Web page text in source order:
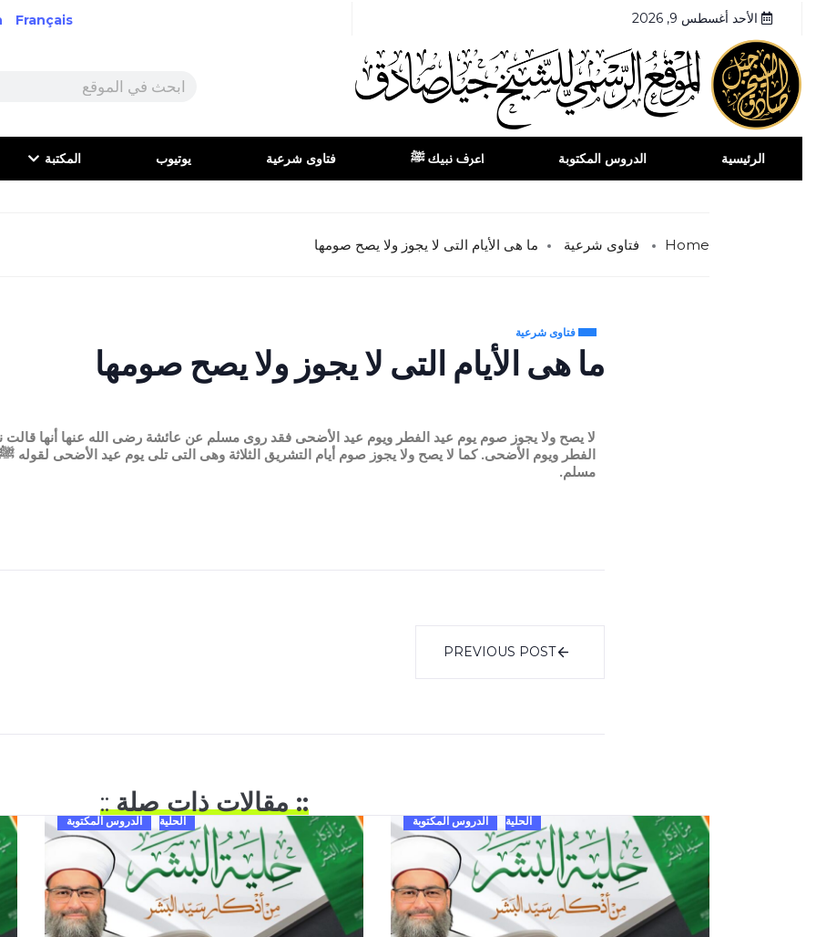
الأحد أغسطس 9, 2026 Français
الرئيسية الدروس المكتوبة اعرف نبيك ﷺ فتاوى شرعية يوتيوب المكتبة
Home فتاوى شرعية ما هى الأيام التى لا يجوز ولا يصح صومها
فتاوى شرعية
ما هى الأيام التى لا يجوز ولا يصح صومها
لا يصح ولا يجوز صوم يوم عيد الفطر ويوم عيد الأضحى فقد روى مسلم عن عائشة رضى الله عنها أنها
الفطر ويوم الأضحى. كما لا يصح ولا يجوز صوم أيام التشريق الثلاثة وهى التى تلى يوم عيد الأضحى لقوله
مسلم.
PREVIOUS POST
:: مقالات ذات صلة::
الحلية الدروس المكتوبة الحلية الدروس المكتوبة